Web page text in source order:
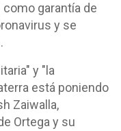
como garantía de
y se
y "la
está poniendo
Zaiwalla,
Ortega y su